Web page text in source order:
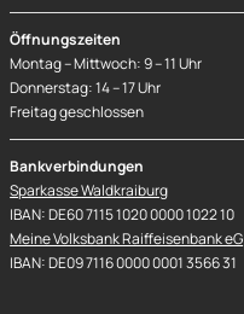
Öffnungszeiten
Montag – Mittwoch: 9 – 11 Uhr
Donnerstag: 14 – 17 Uhr
Freitag geschlossen
Bankverbindungen
Sparkasse Waldkraiburg
IBAN: DE60 7115 1020 0000 1022 10
Meine Volksbank Raiffeisenbank eG
IBAN: DE09 7116 0000 0001 3566 31